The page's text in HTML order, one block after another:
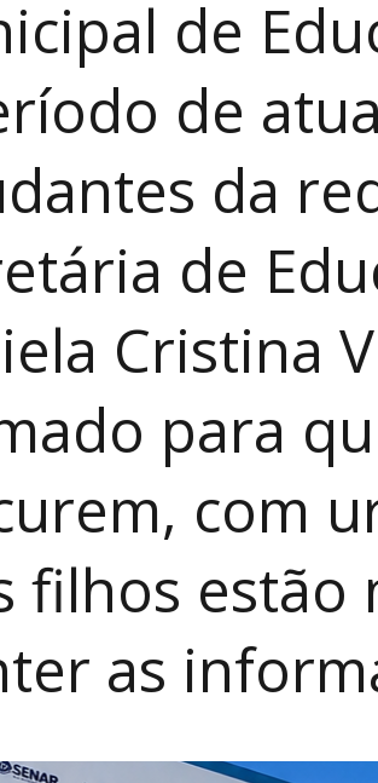
de
de
da
de
Cristina
para
com
filhos
as